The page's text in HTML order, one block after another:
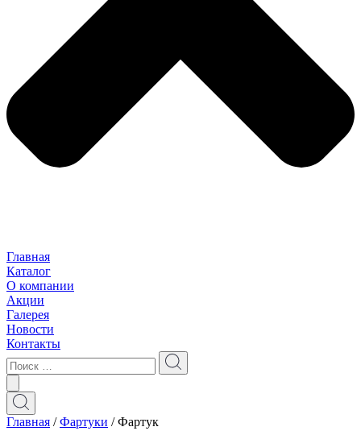
Главная
Каталог
О компании
Акции
Галерея
Новости
Контакты
Главная /Фартуки / Фартук